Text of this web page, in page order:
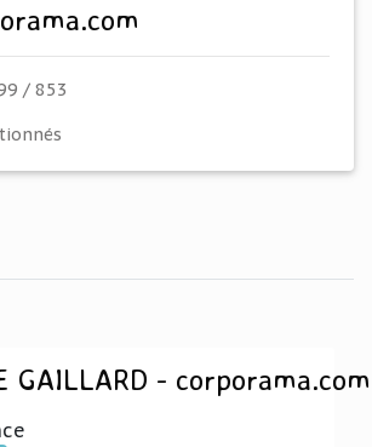
/ 853
GAILLARD - corporama.com